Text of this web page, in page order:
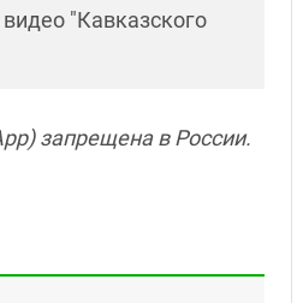
"Кавказского
запрещена в России.